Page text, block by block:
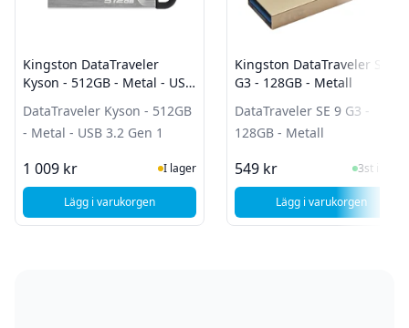
Kingston DataTraveler
Kyson - 512GB - Metal - USB
DataTraveler Kyson - 512GB
- Metal - USB 3.2 Gen 1
1 009 kr I Lager
I lager
Lägg i varukorgen, Kingston DataTraveler Kyson - 512GB - Metal - USB 3.2
Kingston DataTraveler SE 9
G3 - 128GB - Metall
DataTraveler SE 9 G3 -
128GB - Metall
549 kr I Lager
3st i lager
Lägg i varukorgen
, Kingston